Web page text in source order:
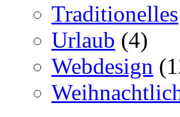
Traditionelles
Urlaub (4)
Webdesign